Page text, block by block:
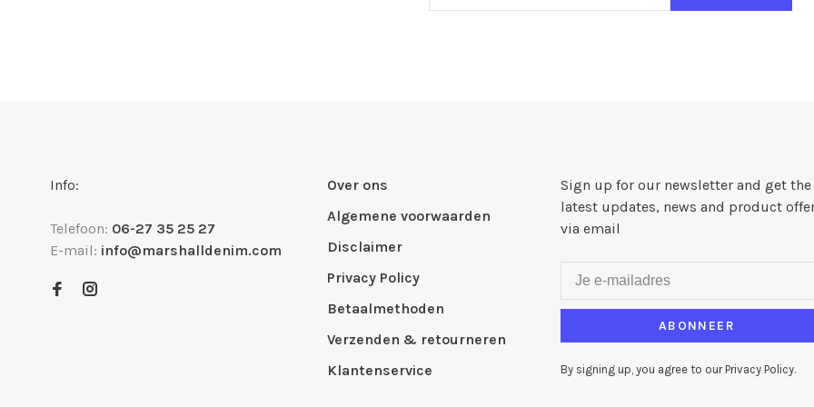
Info:
Telefoon: 06-27 35 25 27
E-mail: info@marshalldenim.com
Over ons
Algemene voorwaarden
Disclaimer
Privacy Policy
Betaalmethoden
Verzenden & retourneren
Klantenservice
Sign up for our newsletter and get the
latest updates, news and product
via email
ABONNEER
By signing up, you agree to our Privacy Policy.